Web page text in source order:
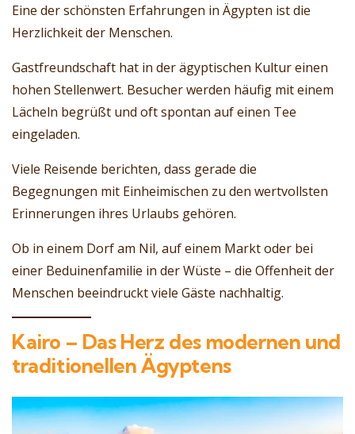
Eine der schönsten Erfahrungen in Ägypten ist die
Herzlichkeit der Menschen.
Gastfreundschaft hat in der ägyptischen Kultur einen
hohen Stellenwert. Besucher werden häufig mit einem
Lächeln begrüßt und oft spontan auf einen Tee
eingeladen.
Viele Reisende berichten, dass gerade die
Begegnungen mit Einheimischen zu den wertvollsten
Erinnerungen ihres Urlaubs gehören.
Ob in einem Dorf am Nil, auf einem Markt oder bei
einer Beduinenfamilie in der Wüste – die Offenheit der
Menschen beeindruckt viele Gäste nachhaltig.
Kairo – Das Herz des modernen und
traditionellen Ägyptens